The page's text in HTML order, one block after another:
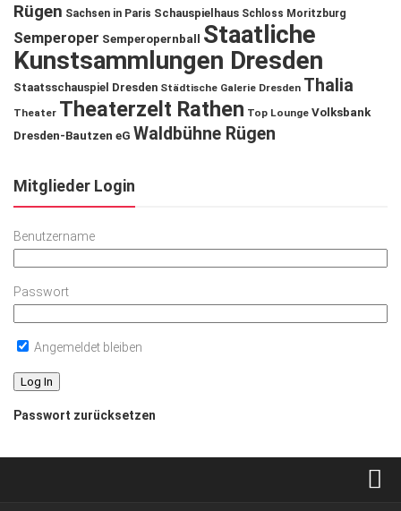
Rügen Sachsen in Paris Schauspielhaus Schloss Moritzburg
Semperoper Semperopernball
Staatliche
Kunstsammlungen Dresden
Staatsschauspiel Dresden Städtische Galerie Dresden Thalia
Theater Theaterzelt Rathen Top Lounge Volksbank
Dresden-Bautzen eG Waldbühne Rügen
Mitglieder Login
Benutzername
Passwort
Angemeldet bleiben
Passwort zurücksetzen